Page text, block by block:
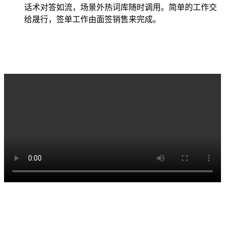
话术对答如流，场景外热词库随时调用。简单的工作交
给晟行，签单工作由面签销售来完成。